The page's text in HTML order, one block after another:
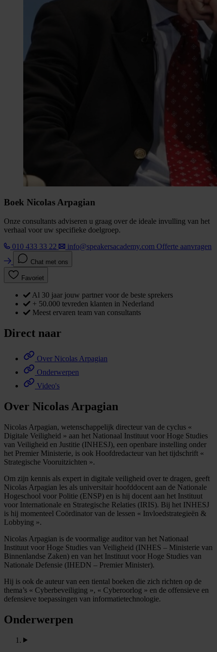
Boek Nicolas Arpagian
Onze consultants adviseren u graag over de ideale invulling van het
verhaal voor uw specifieke doelgroep.
010 433 33 22
info@speakersacademy.com Offerte aanvragen
Chat met ons
Favoriet
Al 30 jaar jouw partner voor de beste sprekers
+ 50.000 tevreden klanten in Nederland
Meest ervaren team van consultants
Direct naar
Over Nicolas Arpagian
Onderwerpen
Video's
Over Nicolas Arpagian
Nicolas Arpagian, wetenschappelijk directeur van de cyclus «
Digitale Veiligheid » aan het Nationaal Instituut voor Hoge Studies
van Veiligheid en Justitie (INHESJ), een openbare instelling onder
het Premier Ministerie, is ook Hoofdredacteur van het tijdschrift «
Strategische Vooruitzichten ».
Om zijn kennis als expert in digitale veiligheid over te dragen, geeft
Nicolas Arpagian les als universitair hoofddocent aan de Nationale
Hogeschool voor Politie (ENSP) en is hij docent aan het Instituut
voor Internationale en Strategische Relaties (IRIS). Bij het INHESJ
is hij momenteel Coördinator van de lessen « Invloedstrategieën &
Lobbying ».
Nicolas Arpagian is de voormalige auditor van het Nationaal
Instituut voor Hoge Studies van Veiligheid (INHES – Ministerie van
Binnenlandse Zaken) en van het Instituut voor Hoge Studies van
Nationale Defensie (IHEDN – Premier Minister).
Hij is ook de auteur van een tiental boeken die zich richten op de
thema’s « Cyberbeveiliging », « Cyberoorlog » en de offensieve en
defensieve toepassingen van informatietechnologie.
Onderwerpen